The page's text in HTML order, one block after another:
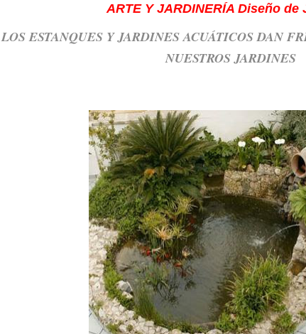
ARTE Y JARDINERÍA Diseño de
LOS ESTANQUES Y JARDINES ACUÁTICOS DAN
NUESTROS JARDINES